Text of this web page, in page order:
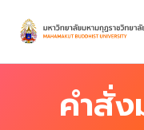
content
คำสั่